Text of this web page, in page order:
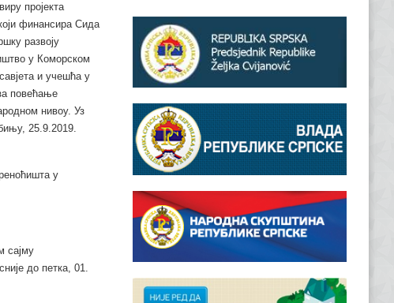
пројекта
финансира Сида
развоју
у Коморском
и учешћа у
повећање
нивоу. Уз
25.9.2019.
у
сајму
до петка, 01.